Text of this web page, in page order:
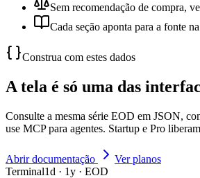
Sem recomendação de compra,
Cada seção aponta para a fonte
Construa com estes dados
A tela é só uma das
Consulte a mesma série EOD em JSON,
use MCP para agentes. Startup e Pro
Abrir documentação
Ver planos
Terminal1d · 1y · EOD